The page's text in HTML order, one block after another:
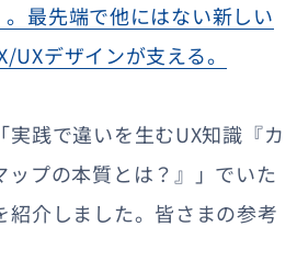
最先端で他にはない新しい
UXデザインが支える。
実践で違いを生むUX知識『カ
ップの本質とは？』」でいた
紹介しました。皆さまの参考